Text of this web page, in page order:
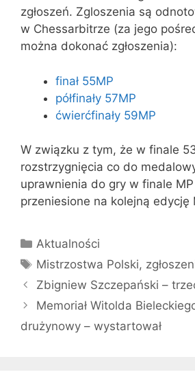
zgłoszeń. Zgloszenia są
w Chessarbitrze (za jego
można dokonać zgłoszenia):
finał 55MP
półfinały 57MP
ćwierćfinały 59MP
W związku z tym, że w finale
rozstrzygnięcia co do
uprawnienia do gry w finale
przeniesione na kolejną edycję
Kategorie
Aktualności
Tagi
Mistrzostwa Polski,
Zbigniew Szczepański –
Memoriał Witolda
drużynowy – wystartował